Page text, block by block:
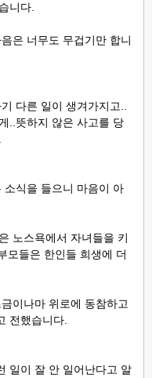
니다.
은 너무도 무겁기만 합니
다른 일이 생겨가지고..
..뜻하지 않은 사고를 당
소식을 들으니 마음이 아
노스욕에서 자녀들을 키
모들은 한인들 희생에 더
이나마 위로에 동참하고
전했습니다.
일이 잘 안 일어난다고 알